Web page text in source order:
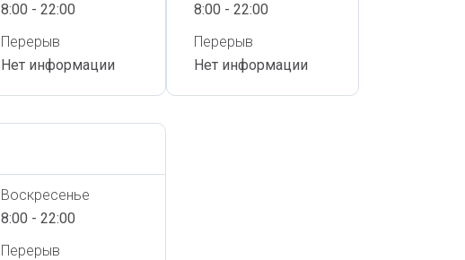
8:00 - 22:00
Перерыв
Нет информации
8:00 - 22:00
Перерыв
Нет информации
Воскресенье
8:00 - 22:00
Перерыв